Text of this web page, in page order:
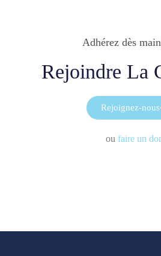
Adhérez dès
Rejoindre La
Rejoignez-nous
ou faire un